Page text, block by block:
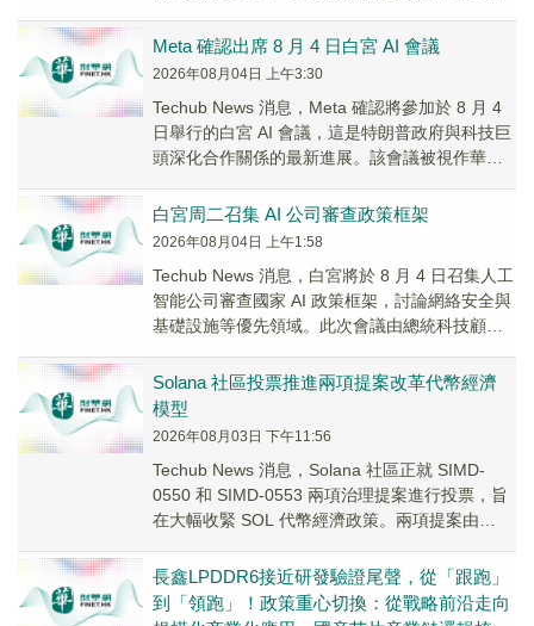
Meta 確認出席 8 月 4 日白宮 AI 會議
2026年08月04日 上午3:30
Techub News 消息，Meta 確認將參加於 8 月 4
日舉行的白宮 AI 會議，這是特朗普政府與科技巨
頭深化合作關係的最新進展。該會議被視作華盛
白宮周二召集 AI 公司審查政策框架
2026年08月04日 上午1:58
Techub News 消息，白宮將於 8 月 4 日召集人工
智能公司審查國家 AI 政策框架，討論網絡安全與
基礎設施等優先領域。此次會議由總統科技顧問
Solana 社區投票推進兩項提案改革代幣經濟
模型
2026年08月03日 下午11:56
Techub News 消息，Solana 社區正就 SIMD-
0550 和 SIMD-0553 兩項治理提案進行投票，旨
在大幅收緊 SOL 代幣經濟政策。兩項提案由
長鑫LPDDR6接近研發驗證尾聲，從「跟跑」
到「領跑」！政策重心切換：從戰略前沿走向